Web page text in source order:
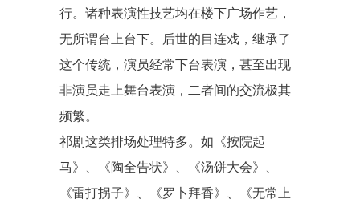
行。诸种表演性技艺均在楼下广场作艺，
无所谓台上台下。后世的目连戏，继承了
这个传统，演员经常下台表演，甚至出现
非演员走上舞台表演，二者间的交流极其
频繁。
祁剧这类排场处理特多。如《按院起
马》、《陶全告状》、《汤饼大会》、
《雷打拐子》、《罗卜拜香》、《无常上